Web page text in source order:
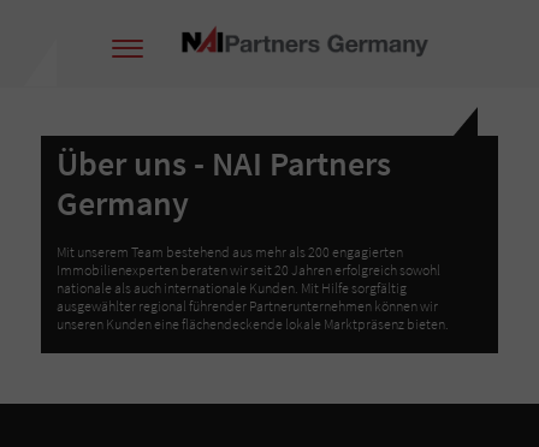
Über uns - NAI Partners
Germany
Mit unserem Team bestehend aus mehr als 200 engagierten
Immobilienexperten beraten wir seit 20 Jahren erfolgreich sowohl
nationale als auch internationale Kunden. Mit Hilfe sorgfältig
ausgewählter regional führender Partnerunternehmen können wir
unseren Kunden eine flächendeckende lokale Marktpräsenz bieten.